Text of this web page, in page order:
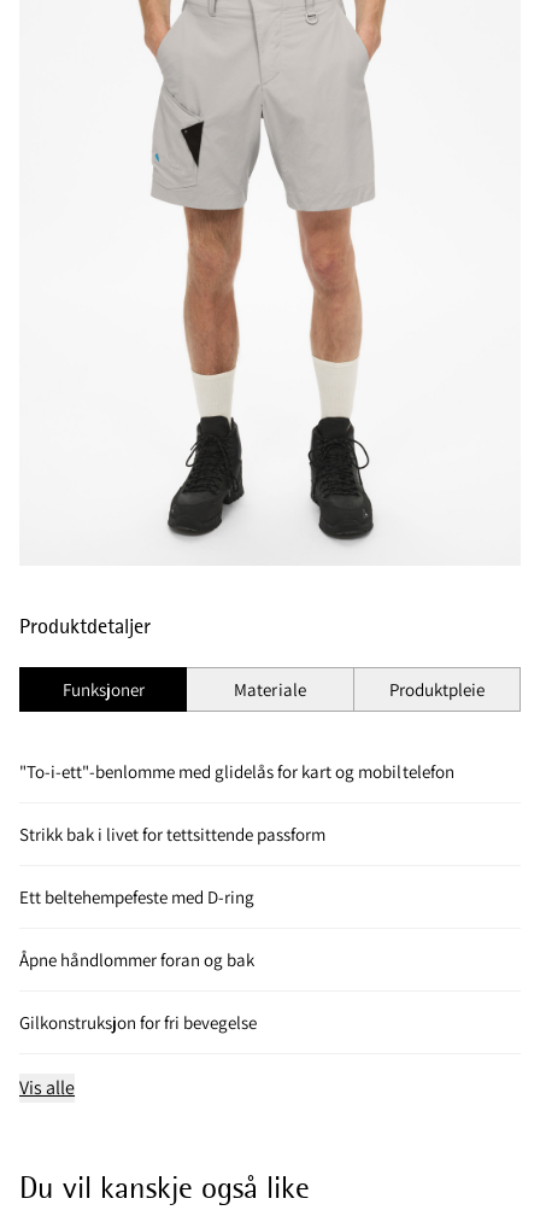
Produktdetaljer
Funksjoner Materiale Produktpleie
"To-i-ett"-benlomme med glidelås for kart og mobiltelefon
Strikk bak i livet for tettsittende passform
Ett beltehempefeste med D-ring
Åpne håndlommer foran og bak
Gilkonstruksjon for fri bevegelse
Vis alle
Du vil kanskje også like